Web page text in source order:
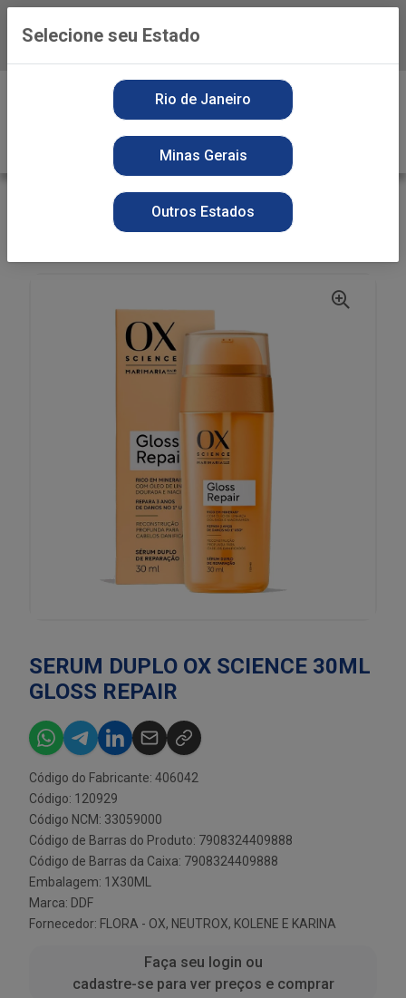
Baixe já o APP da Playvender
PERFUMARIA
FINALIZADOR CAPILAR
SERUM DUPLO OX SCIENCE 30ML
GLOSS REPAIR
Código do Fabricante: 406042
Código: 120929
Código NCM: 33059000
Código de Barras do Produto: 7908324409888
Código de Barras da Caixa: 7908324409888
Embalagem: 1X30ML
Marca: DDF
Fornecedor: FLORA - OX, NEUTROX, KOLENE E KARINA
Faça seu login ou
cadastre-se para ver preços e comprar
Selecione seu Estado
Rio de Janeiro
Minas Gerais
Outros Estados